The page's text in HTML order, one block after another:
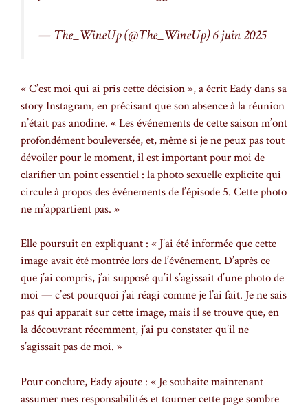
— The_WineUp (@The_WineUp)6 juin 2025
« C’est moi qui ai pris cette décision », a écrit Eady dans sa
story Instagram, en précisant que son absence à la réunion
n’était pas anodine. « Les événements de cette saison m’ont
profondément bouleversée, et, même si je ne peux pas tout
dévoiler pour le moment, il est important pour moi de
clarifier un point essentiel : la photo sexuelle explicite qui
circule à propos des événements de l’épisode 5. Cette photo
ne m’appartient pas. »
Elle poursuit en expliquant : « J’ai été informée que cette
image avait été montrée lors de l’événement. D’après ce
que j’ai compris, j’ai supposé qu’il s’agissait d’une photo de
moi — c’est pourquoi j’ai réagi comme je l’ai fait. Je ne sais
pas qui apparaît sur cette image, mais il se trouve que, en
la découvrant récemment, j’ai pu constater qu’il ne
s’agissait pas de moi. »
Pour conclure, Eady ajoute : « Je souhaite maintenant
assumer mes responsabilités et tourner cette page sombre